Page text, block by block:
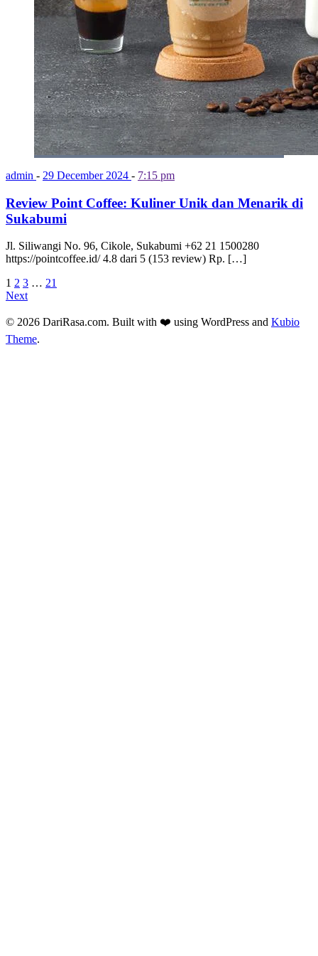
admin - 29 December 2024 - 7:15 pm
Review Point Coffee: Kuliner Unik dan Menarik di
Sukabumi
Jl. Siliwangi No. 96, Cikole, Sukabumi +62 21 1500280
https://pointcoffee.id/ 4.8 dari 5 (153 review) Rp. […]
1 2 3 … 21
Next
© 2026 DariRasa.com. Built with ❤️ using WordPress and Kubio
Theme.